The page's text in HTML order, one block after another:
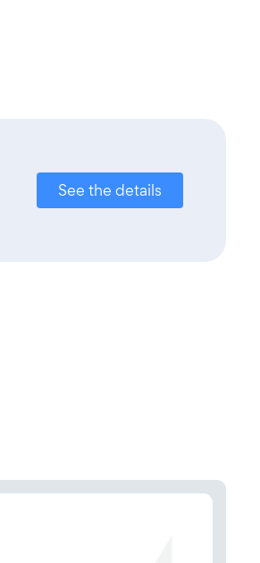
See the details